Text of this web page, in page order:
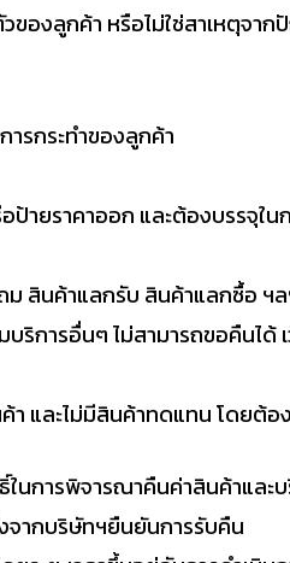
ของลูกค้า หรือไม่ใช่สาเหตุจ
รกระทำของลูกค้า
ป้ายราคาออก และต้องบรรจุ
ม สินค้าแลกรับ สินค้าแลกซื้อ
ริการอื่นๆ ไม่สามารถขอคืนไ
า และไม่มีสินค้าทดแทน โดยต้
นการพิจารณาคืนค่าสินค้าและ
จากบริษัทฯยืนยันการรับคืน